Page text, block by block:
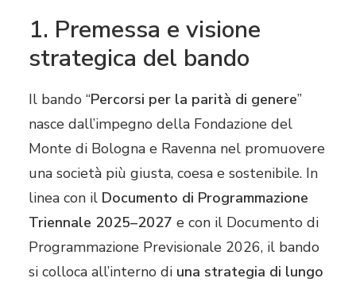
1. Premessa e visione
strategica del bando
Il bando “Percorsi per la parità di genere”
nasce dall’impegno della Fondazione del
Monte di Bologna e Ravenna nel promuovere
una società più giusta, coesa e sostenibile. In
linea con il Documento di Programmazione
Triennale 2025–2027 e con il Documento di
Programmazione Previsionale 2026, il bando
si colloca all’interno di una strategia di lungo